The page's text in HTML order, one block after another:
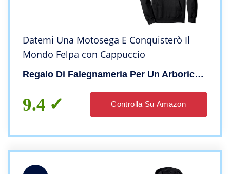
Datemi Una Motosega E Conquisterò Il
Mondo Felpa con Cappuccio
Regalo Di Falegnameria Per Un Arboricoltore
9.4 Controlla Su Amazon